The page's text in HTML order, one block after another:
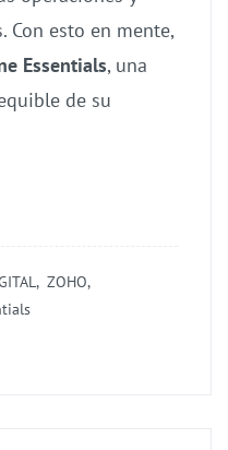
Con esto en mente,
Essentials, una
de su
ZOHO,